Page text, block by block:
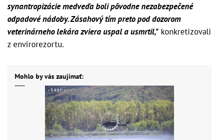
synantropizácie medveďa boli pôvodne nezabezpečené
odpadové nádoby. Zásahový tím preto pod dozorom
veterinárneho lekára zviera uspal a usmrtil," konkretizovali
z envirorezortu.
Mohlo by vás zaujímať: